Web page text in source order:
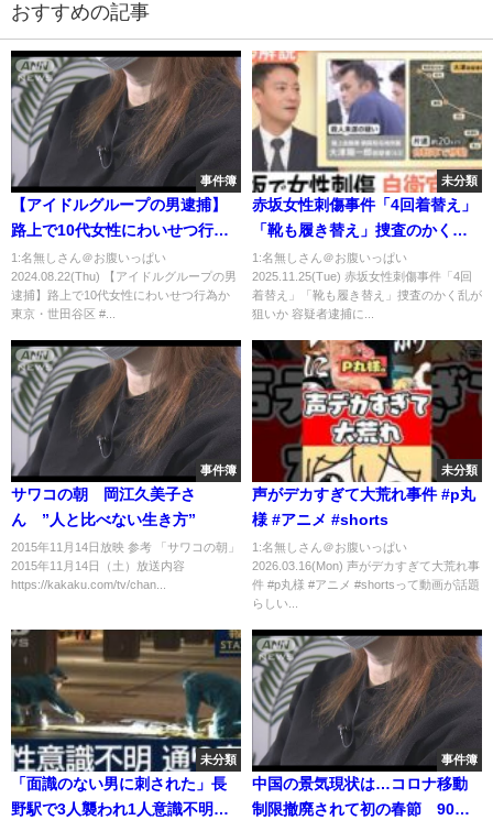
おすすめの記事
事件簿
【アイドルグループの男逮捕】
路上で10代女性にわいせつ行為
か 東京・世田谷区 #shorts
1:名無しさん＠お腹いっぱい
2024.08.22(Thu) 【アイドルグループの男
逮捕】路上で10代女性にわいせつ行為か
東京・世田谷区 #...
未分類
赤坂女性刺傷事件「4回着替え」
「靴も履き替え」捜査のかく乱
が狙いか 容疑者逮捕に至った“リ
レー捜査”とは【Nスタ解説】｜
TBS NEWS DIG
1:名無しさん＠お腹いっぱい
2025.11.25(Tue) 赤坂女性刺傷事件「4回
着替え」「靴も履き替え」捜査のかく乱が
狙いか 容疑者逮捕に...
事件簿
サワコの朝 岡江久美子さ
ん ”人と比べない生き方”
2015年11月14日放映 参考 「サワコの朝」
2015年11月14日（土）放送内容
https://kakaku.com/tv/chan...
未分類
声がデカすぎて大荒れ事件 #p丸
様 #アニメ #shorts
1:名無しさん＠お腹いっぱい
2026.03.16(Mon) 声がデカすぎて大荒れ事
件 #p丸様 #アニメ #shortsって動画が話題
らしい...
未分類
「面識のない男に刺された」長
野駅で3人襲われ1人意識不明
事件簿
中国の景気現状は…コロナ移動
制限撤廃されて初の春節 90億